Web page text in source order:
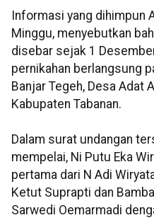
Informasi yang dihimpun
Minggu, menyebutkan
disebar sejak 1
pernikahan berlangsung
Banjar Tegeh, Desa Adat
Kabupaten Tabanan.
Dalam surat undangan
mempelai, Ni Putu Eka
pertama dari N Adi
Ketut Suprapti dan
Sarwedi Oemarmadi